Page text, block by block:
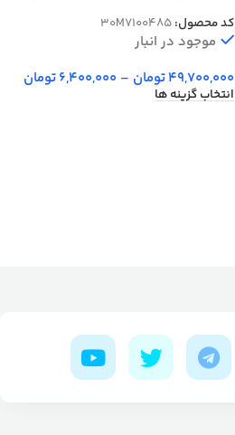
کد محصول:30M7100485
موجود در انبار
49,700,000تومان –
6,400,000تومان
انتخاب گزینه ها